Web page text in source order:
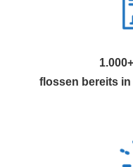
flossen bereits